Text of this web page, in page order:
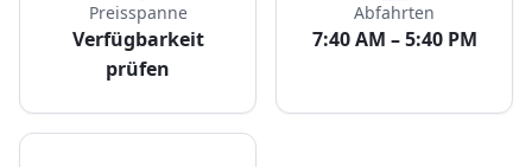
Preisspanne
Verfügbarkeit
prüfen
Abfahrten
7:40 AM – 5:40 PM